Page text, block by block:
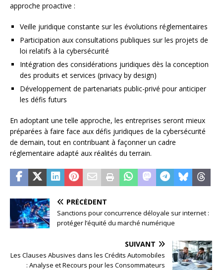
approche proactive :
Veille juridique constante sur les évolutions réglementaires
Participation aux consultations publiques sur les projets de
loi relatifs à la cybersécurité
Intégration des considérations juridiques dès la conception
des produits et services (privacy by design)
Développement de partenariats public-privé pour anticiper
les défis futurs
En adoptant une telle approche, les entreprises seront mieux
préparées à faire face aux défis juridiques de la cybersécurité
de demain, tout en contribuant à façonner un cadre
réglementaire adapté aux réalités du terrain.
PRÉCÉDENT
Sanctions pour concurrence déloyale sur internet :
protéger l’équité du marché numérique
SUIVANT
Les Clauses Abusives dans les Crédits Automobiles
: Analyse et Recours pour les Consommateurs